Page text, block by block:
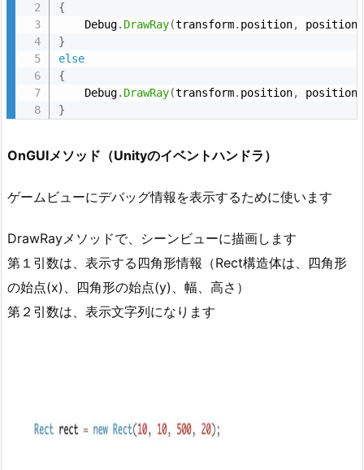
{
    Debug
. DrawRay(transform. position,
}
else
{
    Debug
. DrawRay(transform. position,
}
OnGUIメソッド（Unityのイベントハンドラ）
ゲームビューにデバッグ情報を表示するために使います
DrawRayメソッドで、シーンビューに描画します
第１引数は、表示する四角形情報（Rect構造体は、四角形
の始点(x)、四角形の始点(y)、幅、高さ）
第２引数は、表示文字列になります